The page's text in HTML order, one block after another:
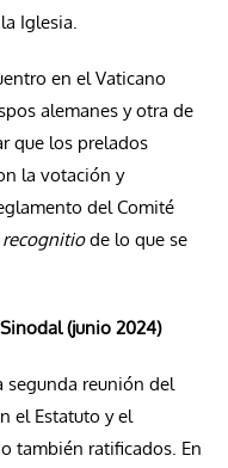
Iglesia.
en el Vaticano
alemanes y otra de
que los prelados
la votación y
del Comité
recognitiode lo que se
(junio 2024)
segunda reunión del
el Estatuto y el
también ratificados. En